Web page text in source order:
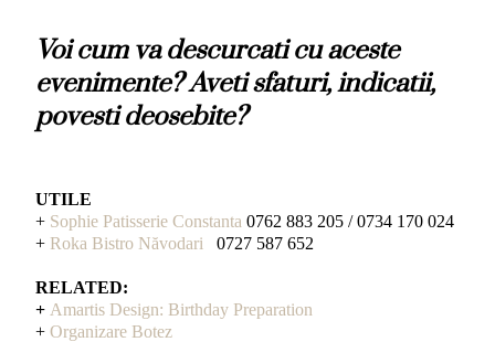
Voi cum va descurcati cu aceste
evenimente?Aveti sfaturi, indicatii,
povesti deosebite?
UTILE
+ Sophie Patisserie Constanta 0762 883 205 / 0734 170 024
+ Roka Bistro Năvodari 0727 587 652
RELATED:
+ Amartis Design: Birthday Preparation
+ Organizare Botez